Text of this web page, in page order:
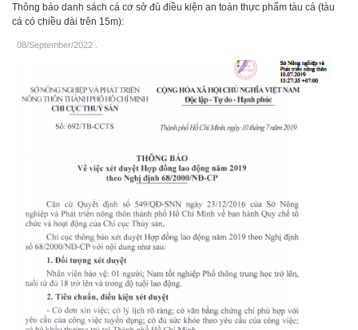
Thông báo danh sách cá cơ sở đủ điều kiện an toàn thực phẩm tàu cá (tàu
cá có chiều dài trên 15m):
08/September/2022